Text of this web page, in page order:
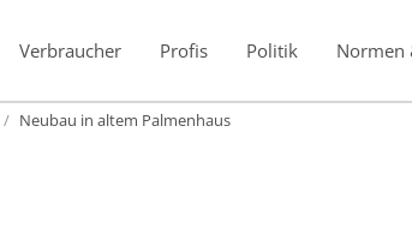
Verbraucher
Profis Politik Normen
Neubau in altem Palmenhaus